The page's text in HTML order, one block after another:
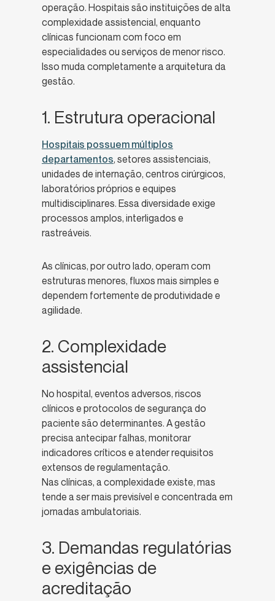
operação. Hospitais são instituições de alta
complexidade assistencial, enquanto
clínicas funcionam com foco em
especialidades ou serviços de menor risco.
Isso muda completamente a arquitetura da
gestão.
1. Estrutura operacional
Hospitais possuem múltiplos
departamentos, setores assistenciais,
unidades de internação, centros cirúrgicos,
laboratórios próprios e equipes
multidisciplinares. Essa diversidade exige
processos amplos, interligados e
rastreáveis.
As clínicas, por outro lado, operam com
estruturas menores, fluxos mais simples e
dependem fortemente de produtividade e
agilidade.
2. Complexidade
assistencial
No hospital, eventos adversos, riscos
clínicos e protocolos de segurança do
paciente são determinantes. A gestão
precisa antecipar falhas, monitorar
indicadores críticos e atender requisitos
extensos de regulamentação.
Nas clínicas, a complexidade existe, mas
tende a ser mais previsível e concentrada em
jornadas ambulatoriais.
3. Demandas regulatórias
e exigências de
acreditação